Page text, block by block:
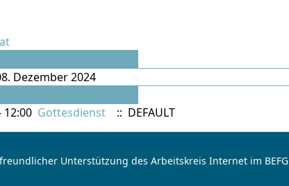
Dezember 2024
12:00 Gottesdienst :: DEFAULT
Unterstützung des Arbeitskreis Internet im BEFG